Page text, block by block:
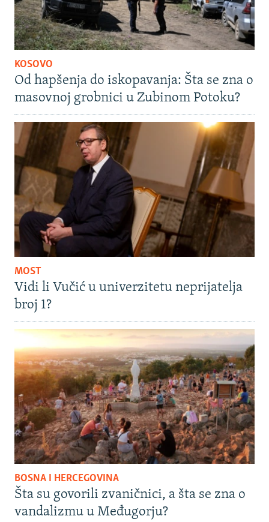
KOSOVO
Od hapšenja do iskopavanja: Šta se zna o
masovnoj grobnici u Zubinom Potoku?
MOST
Vidi li Vučić u univerzitetu neprijatelja
broj 1?
BOSNA I HERCEGOVINA
Šta su govorili zvaničnici, a šta se zna o
vandalizmu u Međugorju?